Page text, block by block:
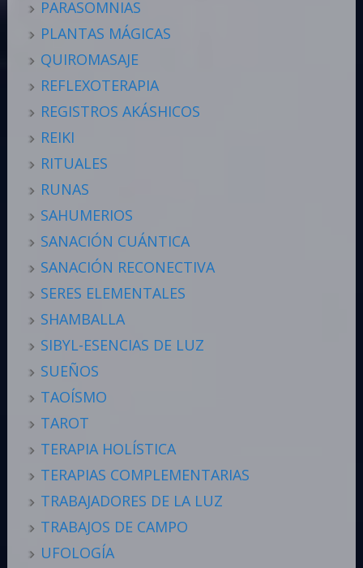
PARASOMNIAS
PLANTAS MÁGICAS
QUIROMASAJE
REFLEXOTERAPIA
REGISTROS AKÁSHICOS
REIKI
RITUALES
RUNAS
SAHUMERIOS
SANACIÓN CUÁNTICA
SANACIÓN RECONECTIVA
SERES ELEMENTALES
SHAMBALLA
SIBYL-ESENCIAS DE LUZ
SUEÑOS
TAOÍSMO
TAROT
TERAPIA HOLÍSTICA
TERAPIAS COMPLEMENTARIAS
TRABAJADORES DE LA LUZ
TRABAJOS DE CAMPO
UFOLOGÍA